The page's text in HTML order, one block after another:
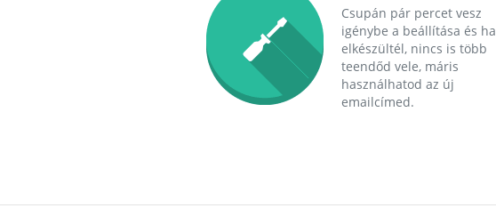
Csupán pár percet vesz
igénybe a beállítása és ha
elkészültél, nincs is több
teendőd vele, máris
használhatod az új
emailcímed.